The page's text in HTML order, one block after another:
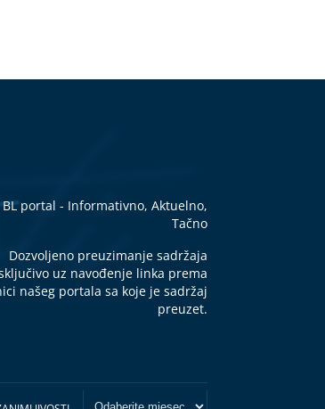
BL portal - Informativno, Aktuelno,
Tačno
Dozvoljeno preuzimanje sadržaja
uz navođenje linka prema
našeg portala sa koje je sadržaj
preuzet.